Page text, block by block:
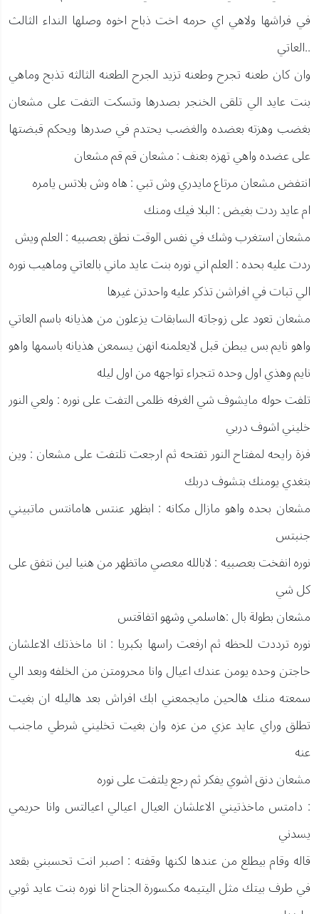
في فراشها ولاهي اي حرمه اخت ذباح اخوه وصلها النداء الثالث
..العاتي
وان كان طعنه تجرح وطعنه تزيد الجرح الطعنه الثالثه تذبح وماهي
بنت عايد الي تلقى الخنجر بصدرها وتسكت التفت على مشعان
بغضب وهزته بعضده والغضب يحتدم في صدرها ويحكم قبضتها
على عضده واهي تهزه بعنف : مشعان قم قم مشعان
انتفض مشعان مرتاع مايدري وش تبي : هاه وش بلاتس يامره
ام عايد ردت بغيض : البلا فيك ومنك
مشعان استغرب وشك في نفس الوقت نطق بعصبيه : العلم ويش
ردت عليه بحده : العلم اني نوره بنت عايد ماني بالعاتي وماهيب نوره
الي تبات في افراشن تذكر عليه واحدتن غيرها
مشعان تعود على زوجاته السابقات يزعلون من هذيانه باسم العاتي
واهو نايم بس يبطن قبل لايعلمنه انهن يسمعن هذيانه باسمها واهو
نايم وهذي اول وحده تتجراء تواجهه من اول ليله
تلفت حوله مايشوف شي الغرفه ظلمى التفت على نوره : ولعي النور
خليني اشوف دربي
فزة رايحه لمفتاح النور تفتحه ثم ارجعت تلتفت على مشعان : وين
بتغدي يومنك بتشوف دربك
مشعان بحده واهو مازال مكانه : ابظهر عنتس هامانتس ماتبيني
جنبتس
نوره انفخت بعصبيه : لابالله معصي ماتظهر من هنيا لين نتفق على
كل شي
مشعان بطولة بال :هاسلمي وشهو اتفاقتس
نوره ترددت للحظه ثم ارفعت راسها بكبريا : انا ماخذتك الاعلشان
حاجتن وحده يومن عندك اعيال وانا محرومتن من الخلفه وبعد الي
سمعته منك هالحين مايجمعني ابك افراش بعد هاليله ان بغيت
تطلق وراي عايد عزي من عزه وان بغيت تخليني شرطي ماجنب
عنه
مشعان دنق اشوي يفكر ثم رجع يلتفت على نوره
: دامتس ماخذتيني الاعلشان العيال اعيالي اعيالتس وانا حريمي
يسدني
قاله وقام بيطلع من عندها لكنها وقفته : اصبر انت تحسبني بقعد
في طرف بيتك مثل اليتيمه مكسورة الجناح انا نوره بنت عايد ثوبي